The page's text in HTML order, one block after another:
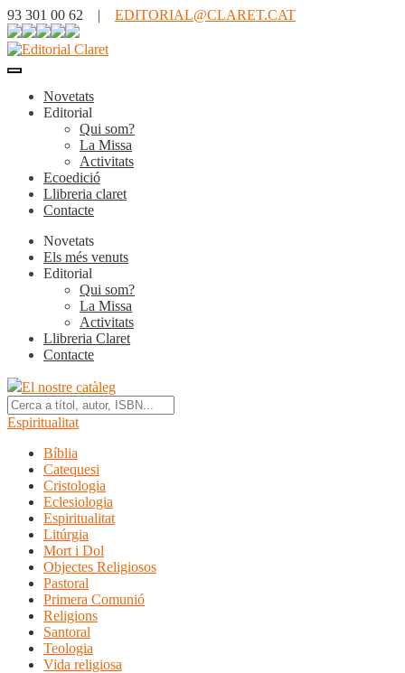
93 301 00 62 | EDITORIAL@CLARET.CAT
Novetats
Editorial
Qui som?
La Missa
Activitats
Ecoedició
Llibreria claret
Contacte
Novetats
Els més venuts
Editorial
Qui som?
La Missa
Activitats
Llibreria Claret
Contacte
El nostre catàleg
Espiritualitat
Bíblia
Catequesi
Cristologia
Eclesiologia
Espiritualitat
Litúrgia
Mort i Dol
Objectes Religiosos
Pastoral
Primera Comunió
Religions
Santoral
Teologia
Vida religiosa